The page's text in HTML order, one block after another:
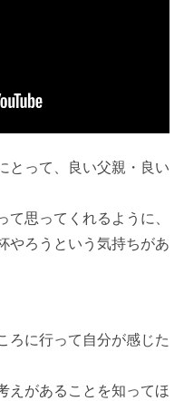
とって、良い父親・良い
思ってくれるように、
やろうという気持ちがあ
ろに行って自分が感じた
えがあることを知ってほ